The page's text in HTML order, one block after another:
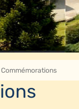
Commémorations